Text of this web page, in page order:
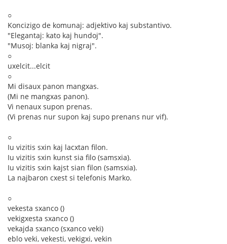
○
Koncizigo de komunaj: adjektivo kaj substantivo.
"Elegantaj: kato kaj hundoj".
"Musoj: blanka kaj nigraj".
○
uxelcit...elcit
○
Mi disaux panon mangxas.
(Mi ne mangxas panon).
Vi nenaux supon prenas.
(Vi prenas nur supon kaj supo prenans nur vif).
○
Iu vizitis sxin kaj lacxtan filon.
Iu vizitis sxin kunst sia filo (samsxia).
Iu vizitis sxin kajst sian filon (samsxia).
La najbaron cxest si telefonis Marko.
○
vekesta sxanco ()
vekigxesta sxanco ()
vekajda sxanco (sxanco veki)
eblo veki, vekesti, vekigxi, vekin